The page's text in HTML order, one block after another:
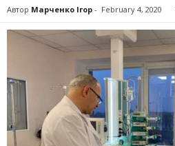
Автор Марченко Ігор - February 4, 2020